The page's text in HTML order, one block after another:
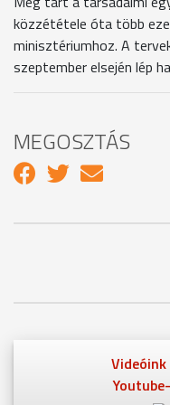
közzététele óta több
minisztériumhoz. A
szeptember elsején lép
MEGOSZTÁS